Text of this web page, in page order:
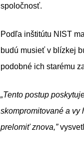
spoločnosť.
Podľa inštitútu NIST
budú musieť v blízkej
podobné ich starému
„Tento postup
skompromitované a vy
prelomiť znova,”